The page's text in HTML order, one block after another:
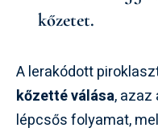
kőzetet.
A lerakódott
kőzetté válása, azaz
lépcsős folyamat,